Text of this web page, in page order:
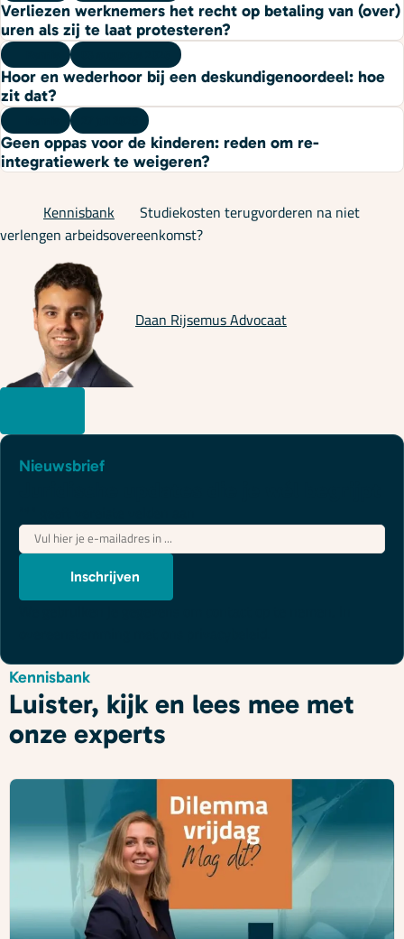
Verliezen werknemers het recht op betaling van (over)
uren als zij te laat protesteren?
Hoor en wederhoor bij een deskundigenoordeel: hoe
zit dat?
Geen oppas voor de kinderen: reden om re-
integratiewerk te weigeren?
Kennisbank
Studiekosten terugvorderen na niet
verlengen arbeidsovereenkomst?
Daan RijsemusAdvocaat
Nieuwsbrief
E-
mailadres*
Inschrijven
Kennisbank
Luister, kijk en lees mee met
onze experts